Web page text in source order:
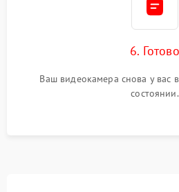
6. Готово
Ваш видеокамера снова у вас
состоянии.